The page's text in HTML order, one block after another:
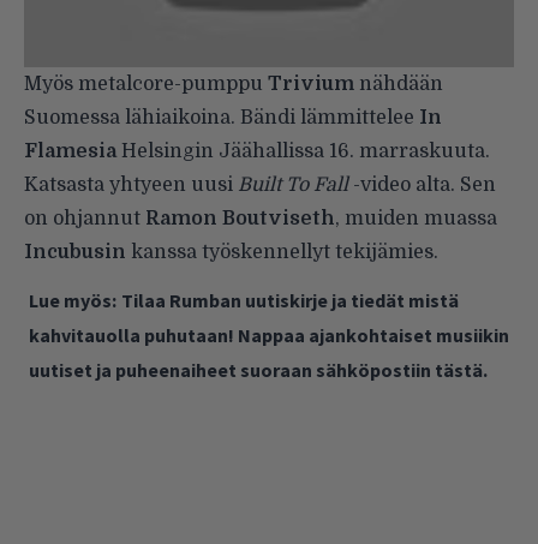
Myös metalcore-pumppu Trivium nähdään
Suomessa lähiaikoina. Bändi lämmittelee In
FlamesiaHelsingin Jäähallissa 16. marraskuuta.
Katsasta yhtyeen uusi Built To Fall-video alta. Sen
on ohjannut Ramon Boutviseth, muiden muassa
Incubusin kanssa työskennellyt tekijämies.
Lue myös: Tilaa Rumban uutiskirje ja tiedät mistä
kahvitauolla puhutaan! Nappaa ajankohtaiset musiikin
uutiset ja puheenaiheet suoraan sähköpostiin tästä.